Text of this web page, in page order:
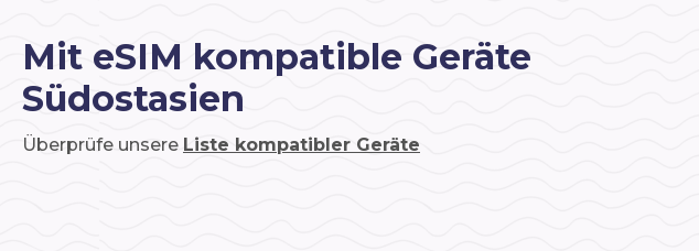
Mit eSIM kompatible Geräte
Südostasien
Überprüfe unsere Liste kompatibler Geräte